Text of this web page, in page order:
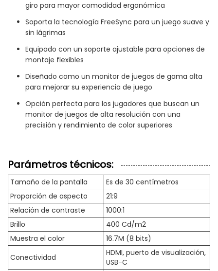
giro para mayor comodidad ergonómica
Soporta la tecnología FreeSync para un juego suave y
sin lágrimas
Equipado con un soporte ajustable para opciones de
montaje flexibles
Diseñado como un monitor de juegos de gama alta
para mejorar su experiencia de juego
Opción perfecta para los jugadores que buscan un
monitor de juegos de alta resolución con una
precisión y rendimiento de color superiores
Parámetros técnicos:
Tamaño de la pantalla
Es de 30 centímetros
Proporción de aspecto
21:9
Relación de contraste
1000:1
Brillo
400 Cd/m2
Muestra el color
16.7M (8 bits)
Conectividad
HDMI, puerto de visualización,
USB-C